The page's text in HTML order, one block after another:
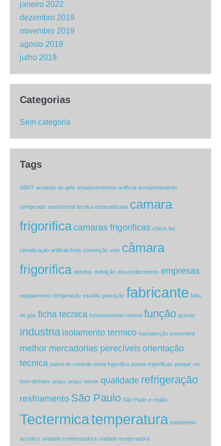
janeiro 2022
dezembro 2019
novembro 2019
agosto 2019
julho 2019
Categorias
Sem categoria
Tags
ABNT acumulo de gelo amadurecimento artificial armazenamento
refrigerado assistencia tecnica especializada camara
frigorifica camaras frigorificas check list
climatização artificial fruta contenção som câmara
frigorifica defeitos definição desverdecimento empresas
equipamento refrigeração estúdio gravação fabricante falta
de gás ficha tecnica funcionamento normal função grande
industria isolamento termico manutenção preventiva
melhor mercadorias perecíveis orientação
tecnica painel de controle porta frigorifica portas frigorificas poupar um
bom dinheiro preço preço menor qualidade refrigeração
resfriamento São Paulo São Paulo e região
Tectermicatemperatura tratamento
acustico unidade condensadora unidade evaporadora